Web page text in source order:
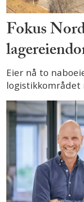
Fokus
Eier nå to